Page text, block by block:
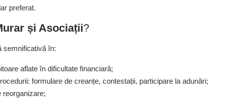
preferat.
și Asociații?
semnificativă în:
aflate în dificultate financiară;
formulare de creanțe, contestații, participare la adunări;
reorganizare;